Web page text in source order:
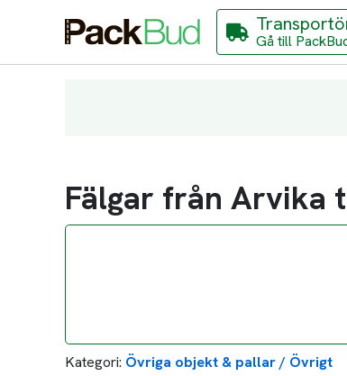
Gå till
Fälgar från Arvika
Kategori: Övriga objekt & pallar / Övrigt